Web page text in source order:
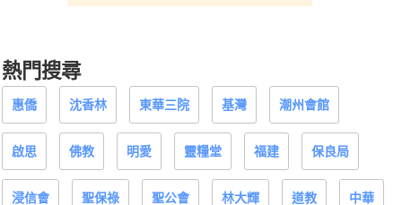
熱門搜尋
惠僑 沈香林 東華三院 基灣 潮州會館
啟思 佛教 明愛 靈糧堂 福建 保良局
浸信會 聖保祿 聖公會 林大輝 道教 中華